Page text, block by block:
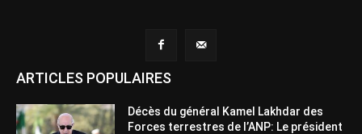
ARTICLES POPULAIRES
Décès du général Kamel Lakhdar des
Forces terrestres de l’ANP: Le président